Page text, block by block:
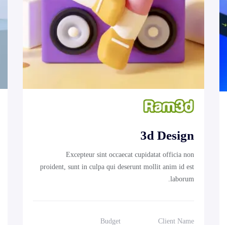
3d Design
Excepteur sint occaecat cupidatat officia non
proident, sunt in culpa qui deserunt mollit anim id est
laborum.
Client Name
Budget